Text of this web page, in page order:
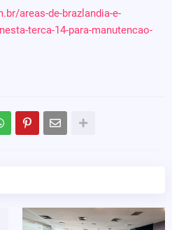
areas-de-brazlandia-e-
terca-14-para-manutencao-